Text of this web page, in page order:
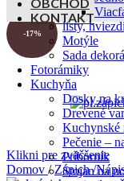
listy,
Motýle
Sada
Fotorámiky
Kuchyňa
Dosky na
Drevené
Kuchynské
Pečenie –
Príborník
Stojan na
KONTAKT
-17%
Klikni pre zväčšenie
Domov / Zápich /